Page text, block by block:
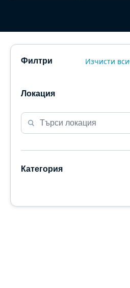
Филтри Изчисти
Локация
Категория